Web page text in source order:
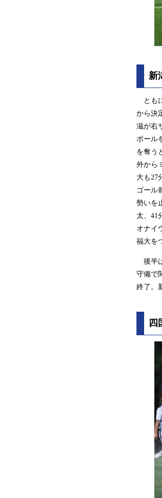
新
とも
から決
滋が右
ボール
を奪う
外から
大も27
ゴール
勢いを
太、41
オナイ
福大を
後半
守備で
終了。